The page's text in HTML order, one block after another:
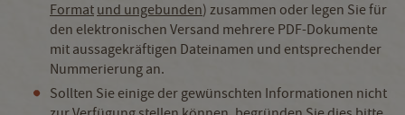
Format und ungebunden) zusammen oder legen Sie für
den elektronischen Versand mehrere PDF-Dokumente
mit aussagekräftigen Dateinamen und entsprechender
Nummerierung an.
Sollten Sie einige der gewünschten Informationen nicht